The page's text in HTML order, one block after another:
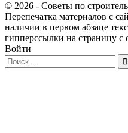
© 2026 - Советы по
Перепечатка материалов с
наличии в первом абзаце
гипперссылки на страницу с
Войти